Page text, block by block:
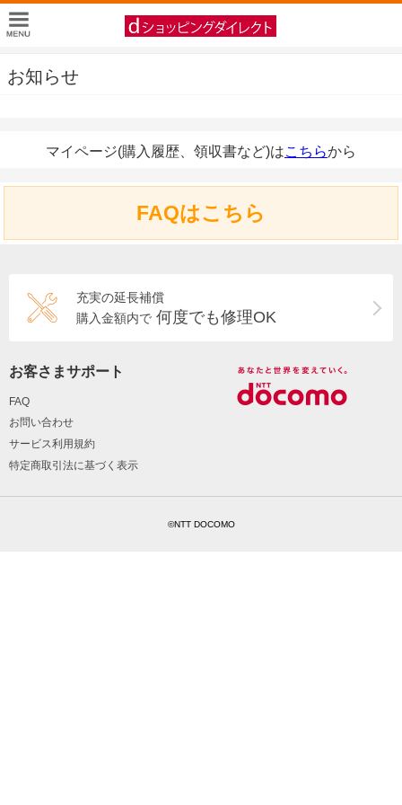
お知らせ
マイページ(購入履歴、領収書など)はこちらから
FAQはこちら
充実の延長補償
購入金額内で 何度でも修理OK
お客さまサポート
FAQ
お問い合わせ
サービス利用規約
特定商取引法に基づく表示
©NTT DOCOMO